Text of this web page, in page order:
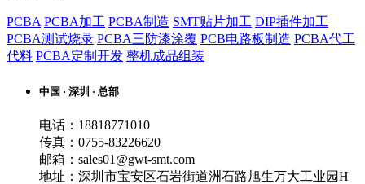
PCBA PCBA加工 PCBA制造 SMT贴片加工 DIP插件加工
PCBA测试烧录 PCBA三防漆涂覆 PCB电路板制造 PCBA代工
代料 PCBA定制开发 整机成品组装
中国 · 深圳 · 总部
电话：18818771010
传真：0755-83226620
邮箱：sales01@gwt-smt.com
地址：深圳市宝安区石岩街道洲石路旭生万大工业园H